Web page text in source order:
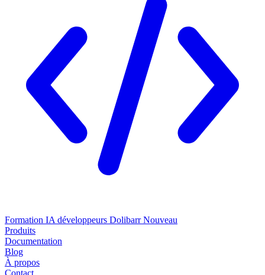
Formation IA développeurs Dolibarr Nouveau
Produits
Documentation
Blog
À propos
Contact